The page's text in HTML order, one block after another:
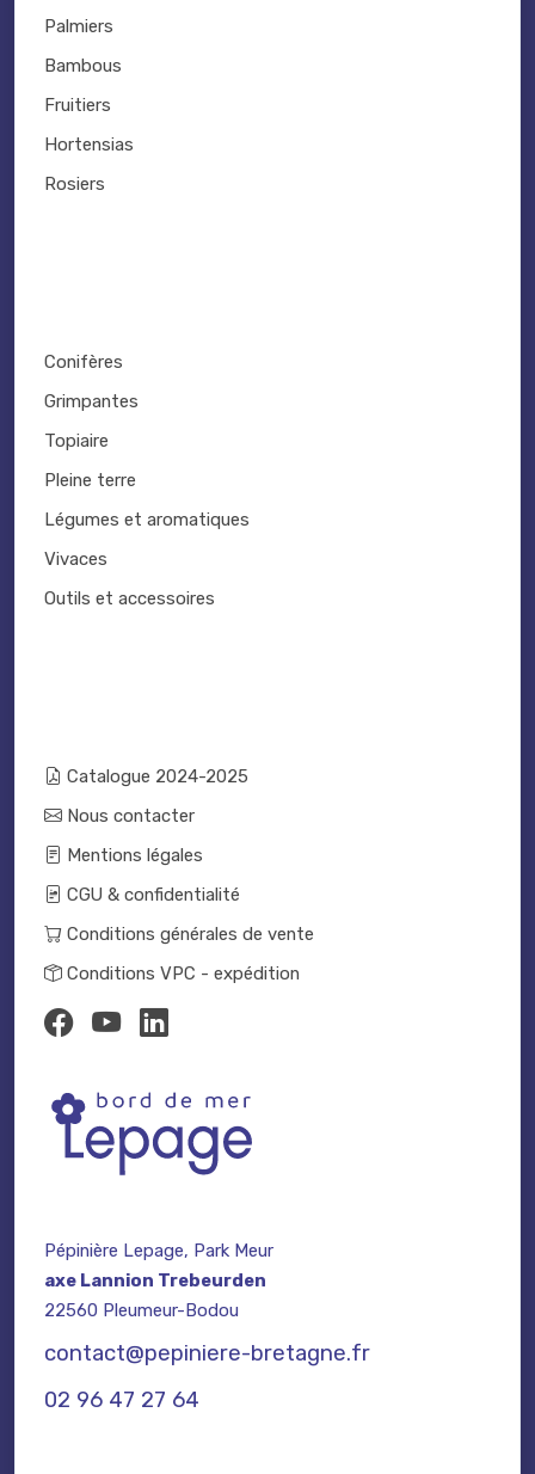
Palmiers
Bambous
Fruitiers
Hortensias
Rosiers
Conifères
Grimpantes
Topiaire
Pleine terre
Légumes et aromatiques
Vivaces
Outils et accessoires
Catalogue 2024-2025
Nous contacter
Mentions légales
CGU & confidentialité
Conditions générales de vente
Conditions VPC - expédition
Pépinière Lepage, Park Meur
axe Lannion Trebeurden
22560 Pleumeur-Bodou
contact@pepiniere-bretagne.fr
02 96 47 27 64